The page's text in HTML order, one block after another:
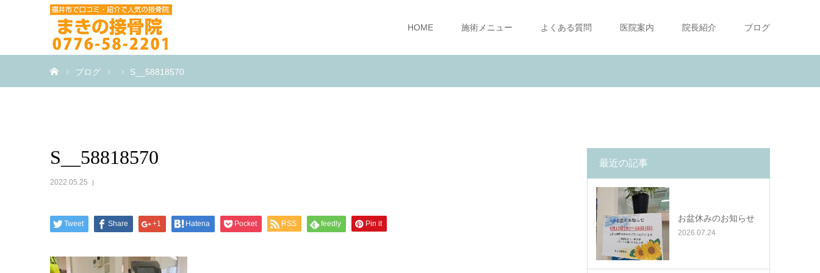
HOME 施術メニュー よくある質問 医院案内 院長紹介 ブログ
ブログ S__58818570
S__58818570
2022.05.25
Tweet Share +1 Hatena Pocket RSS feedly Pin it
最近の記事
お盆休みのお知らせ
2026.07.24